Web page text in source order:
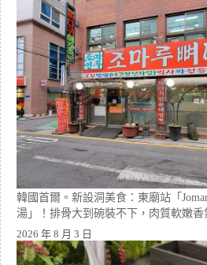
韓國首爾。新設洞美食：東廟站「
湯」！排骨大到碗裝不下，肉質軟嫩香
2026 年 8 月 3 日